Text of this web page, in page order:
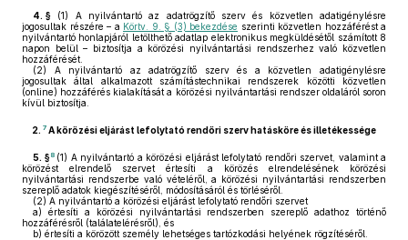
4. § (1)
A nyilvántartó az adatrögzítő szerv és közvetlen adatigénylésre
jogosultak részére – a Körtv. 9. § (3) bekezdése szerinti közvetlen hozzáférést a
nyilvántartó honlapjáról letölthető adatlap elektronikus megküldésétől számított 8
napon belül – biztosítja a körözési nyilvántartási rendszerhez való közvetlen
hozzáférését.
(2) A nyilvántartó az adatrögzítő szerv és a közvetlen adatigénylésre
jogosultak által alkalmazott számítástechnikai rendszerek közötti közvetlen
(online) hozzáférés kialakítását a körözési nyilvántartási rendszer oldaláról soron
kívül biztosítja.
2. 7 A körözési eljárást lefolytató rendőri szerv hatásköre és illetékessége
5. §8 (1) A nyilvántartó a körözési eljárást lefolytató rendőri szervet, valamint a
körözést elrendelő szervet értesíti a körözés elrendelésének körözési
nyilvántartási rendszerbe való vételéről, a körözési nyilvántartási rendszerben
szereplő adatok kiegészítéséről, módosításáról és törléséről.
(2) A nyilvántartó a körözési eljárást lefolytató rendőri szervet
a) értesíti a körözési nyilvántartási rendszerben szereplő adathoz történő
hozzáférésről (találatelérésről), és
b) értesíti a körözött személy lehetséges tartózkodási helyének rögzítéséről.